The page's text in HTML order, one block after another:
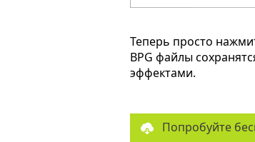
Теперь просто
BPG файлы
эффектами.
Попробуйте